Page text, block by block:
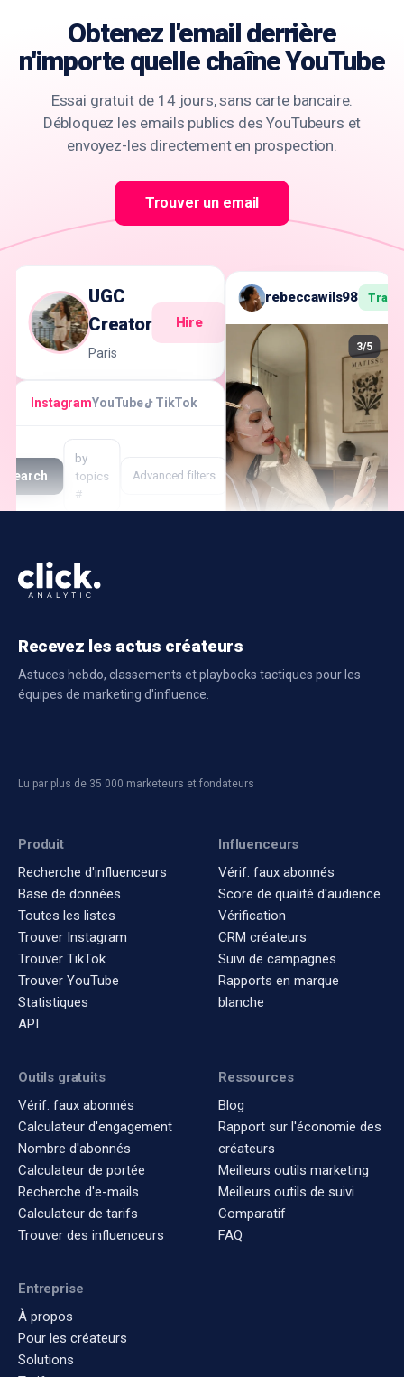
Obtenez l'email derrière
n'importe quelle chaîne YouTube
Essai gratuit de 14 jours, sans carte bancaire.
Débloquez les emails publics des YouTubeurs et
envoyez-les directement en prospection.
Trouver un email
UGC
Creator
Paris
Hire
InstagramYouTube TikTok
Search
by
topics
#…
Advanced filters
rebeccawils98
3/5
Recevez les actus créateurs
Astuces hebdo, classements et playbooks tactiques pour les
équipes de marketing d'influence.
Lu par plus de 35 000 marketeurs et fondateurs
Produit
Recherche d'influenceurs
Base de données
Toutes les listes
Trouver Instagram
Trouver TikTok
Trouver YouTube
Statistiques
API
Influenceurs
Vérif. faux abonnés
Score de qualité d'audience
Vérification
CRM créateurs
Suivi de campagnes
Rapports en marque
blanche
Outils gratuits
Vérif. faux abonnés
Calculateur d'engagement
Nombre d'abonnés
Calculateur de portée
Recherche d'e-mails
Calculateur de tarifs
Trouver des influenceurs
Ressources
Blog
Rapport sur l'économie des
créateurs
Meilleurs outils marketing
Meilleurs outils de suivi
Comparatif
FAQ
Entreprise
À propos
Pour les créateurs
Solutions